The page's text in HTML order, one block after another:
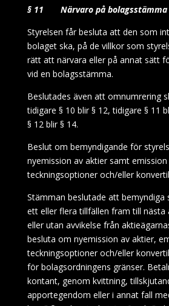
§ 11 Närvaro på bolagsstämma
Styrelsen får besluta att den som
bolaget ska, på de villkor som
rätt att närvara eller på annat sätt
vid en bolagsstämma.
Beslutades även att omnumrering
tidigare § 10 blir § 12, tidigare § 11
§ 12 blir § 14.
Beslut om bemyndigande för
nyemission av aktier samt emission
teckningsoptioner och/eller
Stämman beslutade att bemyndiga
ett eller flera tillfällen fram till nästa
eller utan avvikelse från
besluta om nyemission av aktier,
teckningsoptioner och/eller
för bolagsordningens gränser.
kontant, genom kvittning,
apportegendom eller i annat fall